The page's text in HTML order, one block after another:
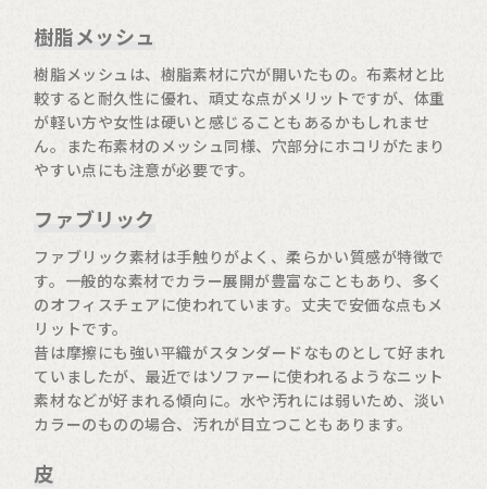
樹脂メッシュ
樹脂メッシュは、樹脂素材に穴が開いたもの。布素材と比
較すると耐久性に優れ、頑丈な点がメリットですが、体重
が軽い方や女性は硬いと感じることもあるかもしれませ
ん。また布素材のメッシュ同様、穴部分にホコリがたまり
やすい点にも注意が必要です。
ファブリック
ファブリック素材は手触りがよく、柔らかい質感が特徴で
す。一般的な素材でカラー展開が豊富なこともあり、多く
のオフィスチェアに使われています。丈夫で安価な点もメ
リットです。
昔は摩擦にも強い平織がスタンダードなものとして好まれ
ていましたが、最近ではソファーに使われるようなニット
素材などが好まれる傾向に。水や汚れには弱いため、淡い
カラーのものの場合、汚れが目立つこともあります。
皮